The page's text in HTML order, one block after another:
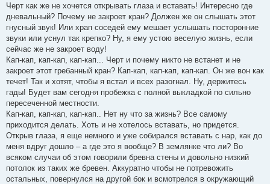
Черт как же не хочется открывать глаза и вставать! Интересно где
дневальный? Почему не закроет кран? Должен же он слышать этот
гнусный звук! Или храп соседей ему мешает услышать посторонние
звуки или уснул так крепко? Ну, я ему устою веселую жизнь, если
сейчас же не закроет воду!
Кап-кап, кап-кап, кап-кап... Черт и почему никто не встанет и не
закроет этот гребанный кран? Кап-кап, кап-кап, кап-кап. Он же вон как
течет! Так и хотят, чтобы я встал и всех разогнал. Ну, держитесь
гады! Будет вам сегодня пробежка с полной выкладкой по сильно
пересеченной местности.
Кап-кап, кап-кап, кап-кап.. Нет ну что за жизнь? Все самому
приходится делать. Хоть и не хотелось вставать, но придется.
Открыв глаза, я еще немного и уже собирался вставать с нар, как до
меня вдруг дошло – а где это я вообще? В землянке что ли? Во
всяком случаи об этом говорили бревна стены и довольно низкий
потолок из таких же бревен. Аккуратно чтобы не потревожить
остальных, повернулся на другой бок и всмотрелся в окружающий